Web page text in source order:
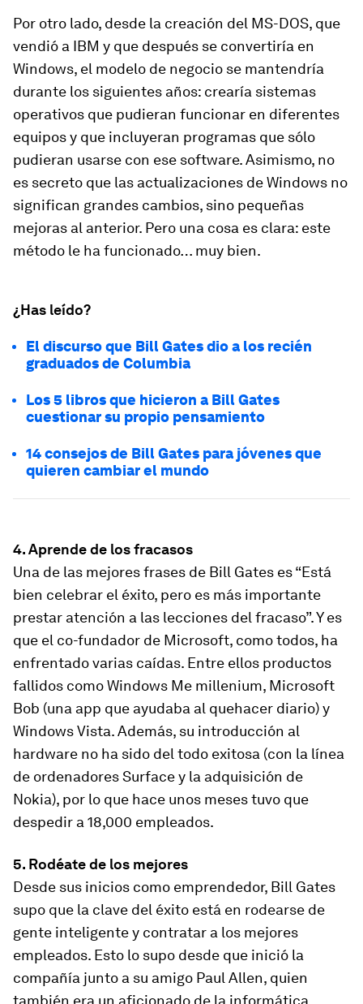
Por otro lado, desde la creación del MS-DOS, que
vendió a IBM y que después se convertiría en
Windows, el modelo de negocio se mantendría
durante los siguientes años: crearía sistemas
operativos que pudieran funcionar en diferentes
equipos y que incluyeran programas que sólo
pudieran usarse con ese software. Asimismo, no
es secreto que las actualizaciones de Windows no
significan grandes cambios, sino pequeñas
mejoras al anterior. Pero una cosa es clara: este
método le ha funcionado… muy bien.
¿Has leído?
El discurso que Bill Gates dio a los recién
graduados de Columbia
Los 5 libros que hicieron a Bill Gates
cuestionar su propio pensamiento
14 consejos de Bill Gates para jóvenes que
quieren cambiar el mundo
4. Aprende de los fracasos
Una de las mejores frases de Bill Gates es “Está
bien celebrar el éxito, pero es más importante
prestar atención a las lecciones del fracaso”. Y es
que el co-fundador de Microsoft, como todos, ha
enfrentado varias caídas. Entre ellos productos
fallidos como Windows Me millenium, Microsoft
Bob (una app que ayudaba al quehacer diario) y
Windows Vista. Además, su introducción al
hardware no ha sido del todo exitosa (con la línea
de ordenadores Surface y la adquisición de
Nokia), por lo que hace unos meses tuvo que
despedir a 18,000 empleados.
5. Rodéate de los mejores
Desde sus inicios como emprendedor, Bill Gates
supo que la clave del éxito está en rodearse de
gente inteligente y contratar a los mejores
empleados. Esto lo supo desde que inició la
compañía junto a su amigo Paul Allen, quien
también era un aficionado de la informática.